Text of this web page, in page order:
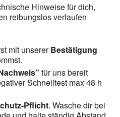
Hinweise für dich,
reibungslos verlaufen
mit unsererBestätigung
für uns bereit
Schnelltest max 48 h
Pflicht. Wasche dir bei